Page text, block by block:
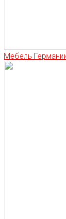
Мебель